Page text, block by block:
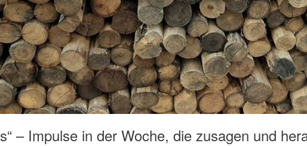
– Impulse in der Woche, die zusagen und